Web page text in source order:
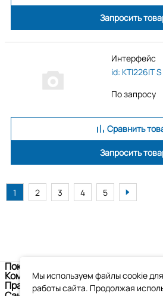
Запросить
Интерфейс
id: KTI226IT S
По запросу
Сравнить
Запросить
1 2 3 4 5
Покупателям
Компания
Правовая информация
Мы используем файлы cookie
работы сайта. Продолжая